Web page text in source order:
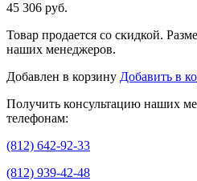
45 306 руб.
Товар продается со скидкой.
наших менеджеров.
Добавлен в корзину Добавить в
Получить консультацию наших
телефонам:
(812) 642-92-33
(812) 939-42-48